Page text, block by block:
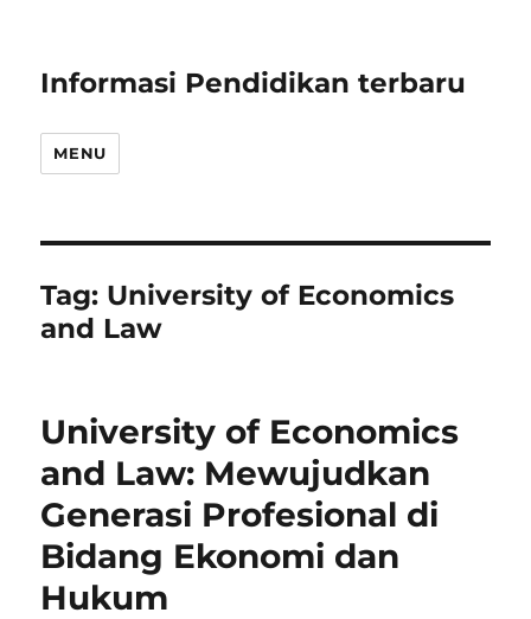
Informasi Pendidikan terbaru
MENU
Tag: University of Economics
and Law
University of Economics
and Law: Mewujudkan
Generasi Profesional di
Bidang Ekonomi dan
Hukum